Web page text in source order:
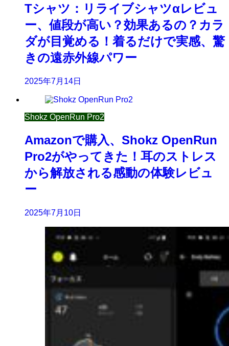
Tシャツ：リライブシャツαレビュ
ー、値段が高い？効果あるの？カラ
ダが目覚める！着るだけで実感、驚
きの遠赤外線パワー
2025年7月14日
Shokz OpenRun Pro2
Amazonで購入、Shokz OpenRun
Pro2がやってきた！耳のストレス
から解放される感動の体験レビュ
ー
2025年7月10日